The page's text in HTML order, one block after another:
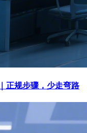
正规步骤，少走弯路